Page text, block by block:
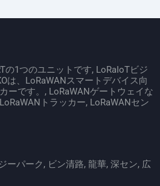
の1つのユニットです, LoRaIoTビジ
は、LoRaWANスマートデバイス向
ーです。, LoRaWANゲートウェイな
トラッカー, LoRaWANセン
ーパーク, ビン清路, 龍華, 深セン, 広